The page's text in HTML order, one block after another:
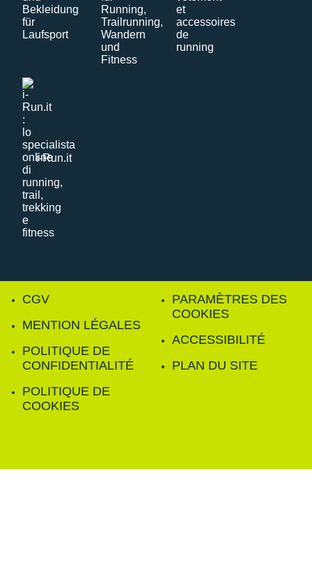
i-Run.it
CGV
MENTION LÉGALES
POLITIQUE DE
CONFIDENTIALITÉ
POLITIQUE DE
COOKIES
PARAMÈTRES DES
COOKIES
ACCESSIBILITÉ
PLAN DU SITE